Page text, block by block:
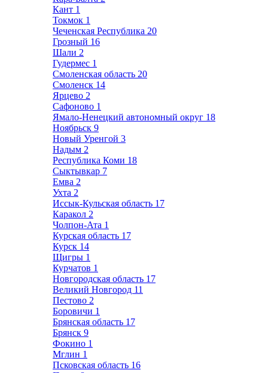
Кант 1
Токмок 1
Чеченская Республика 20
Грозный 16
Шали 2
Гудермес 1
Смоленская область 20
Смоленск 14
Ярцево 2
Сафоново 1
Ямало-Ненецкий автономный округ 18
Ноябрьск 9
Новый Уренгой 3
Надым 2
Республика Коми 18
Сыктывкар 7
Емва 2
Ухта 2
Иссык-Кульская область 17
Каракол 2
Чолпон-Ата 1
Курская область 17
Курск 14
Щигры 1
Курчатов 1
Новгородская область 17
Великий Новгород 11
Пестово 2
Боровичи 1
Брянская область 17
Брянск 9
Фокино 1
Мглин 1
Псковская область 16